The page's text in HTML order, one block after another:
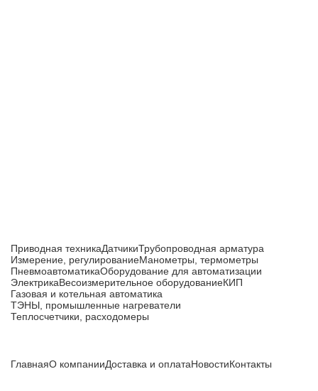
Приводная техникаДатчикиТрубопроводная арматура
Измерение, регулированиеМанометры, термометры
ПневмоавтоматикаОборудование для автоматизации
ЭлектрикаВесоизмерительное оборудованиеКИП
Газовая и котельная автоматика
ТЭНЫ, промышленные нагреватели
Теплосчетчики, расходомеры
ГлавнаяО компанииДоставка и оплатаНовостиКонтакты